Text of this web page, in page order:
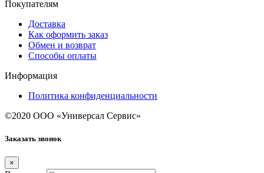
Покупателям
Доставка
Как оформить заказ
Обмен и возврат
Способы оплаты
Информация
Политика конфиденциальности
©2020 ООО «Универсал Сервис»
Заказать звонок
×